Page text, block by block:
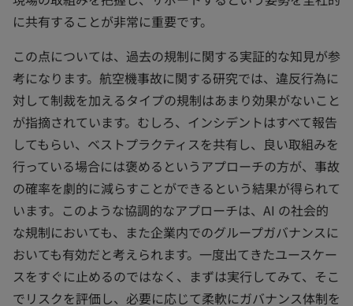
に共有することが非常に重要です。
この点については、過去の規制に関する実証的な知見が参
考になります。航空機事故に関する研究では、違反行為に
対して制裁を加えるタイプの規制はあまり効果がないこと
が指摘されています。むしろ、インシデントはすべて報告
してもらい、ベストプラクティスを共有し、良い取組みを
行っている場合には褒めるというアプローチの方が、事故
の確率を劇的に減らすことができるという結果が得られて
います。このような協調的なアプローチは、AI の社会的
な規制においても、また企業内でのグループガバナンスに
おいても有効だと考えられます。一度出てきたユースケー
スをすぐに止めるのではなく、まずは実行してみて、そこ
でリスクを評価し、必要に応じて柔軟にガバナンス体制を